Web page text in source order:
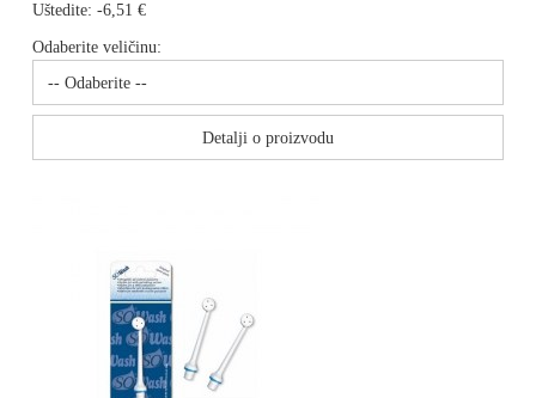
Uštedite: -6,51 €
Odaberite veličinu:
Detalji o proizvodu